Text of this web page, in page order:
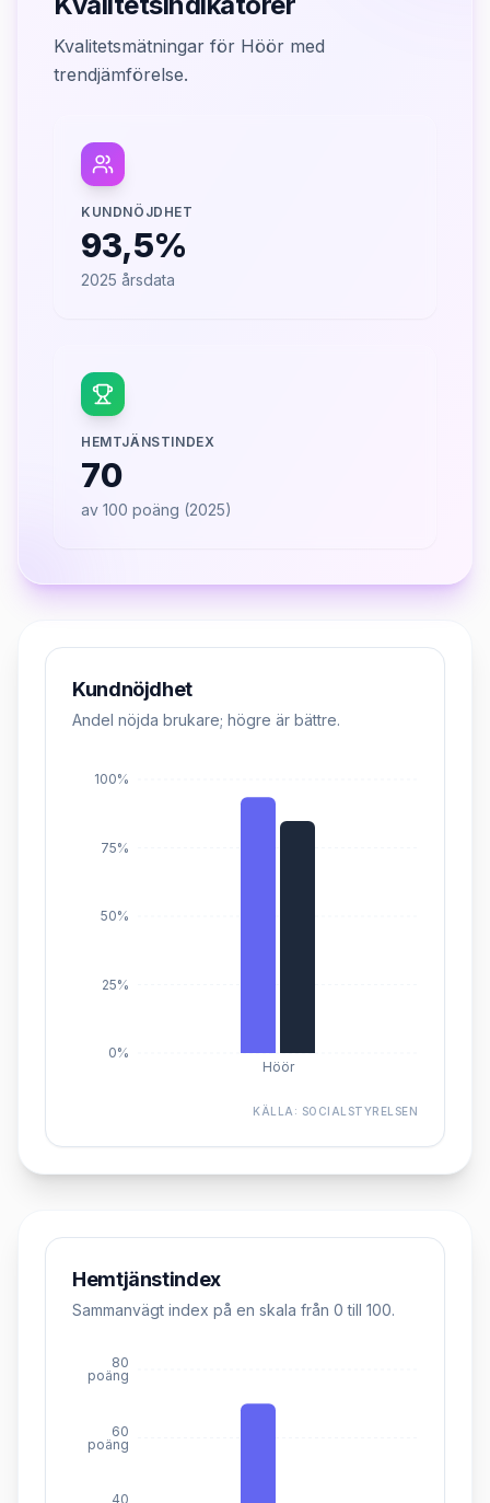
Kvalitetsmätningar för Höör med
trendjämförelse.
KUNDNÖJDHET
93,5%
2025 årsdata
HEMTJÄNSTINDEX
70
av 100 poäng (2025)
Kundnöjdhet
Andel nöjda brukare; högre är bättre.
Höör
0%
25%
50%
75%
100%
KÄLLA: SOCIALSTYRELSEN
Hemtjänstindex
Sammanvägt index på en skala från 0 till 100.
40
60
poäng
80
poäng